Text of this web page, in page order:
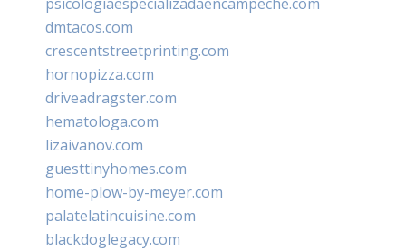
dmtacos.com
crescentstreetprinting.com
hornopizza.com
driveadragster.com
hematologa.com
lizaivanov.com
guesttinyhomes.com
home-plow-by-meyer.com
palatelatincuisine.com
blackdoglegacy.com